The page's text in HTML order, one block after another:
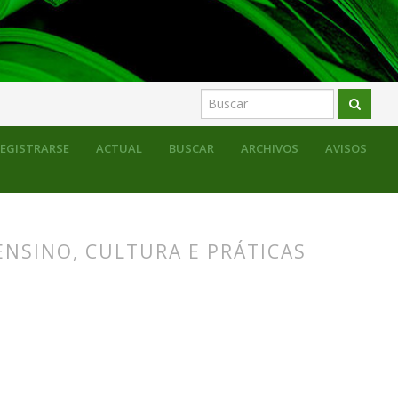
ACTUAL BUSCAR ARCHIVOS AVISOS
CULTURA E PRÁTICAS